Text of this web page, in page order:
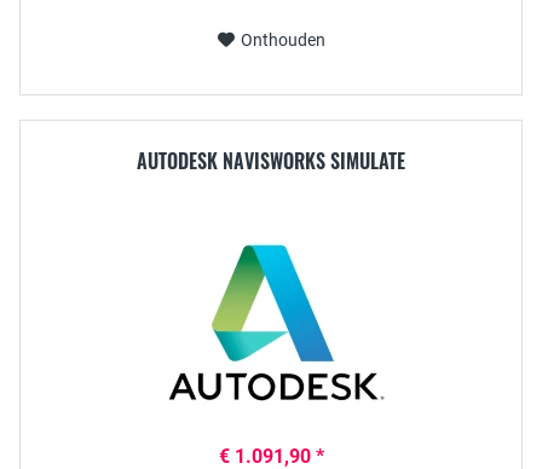
Onthouden
AUTODESK NAVISWORKS SIMULATE
€ 1.091,90 *